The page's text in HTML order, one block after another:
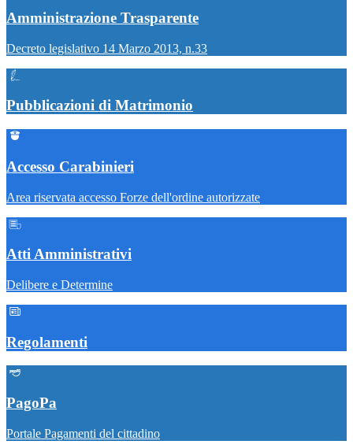
Amministrazione Trasparente
Decreto legislativo 14 Marzo 2013, n.33
Pubblicazioni di Matrimonio
Accesso Carabinieri
Area riservata accesso Forze dell'ordine autorizzate
Atti Amministrativi
Delibere e Determine
Regolamenti
PagoPa
Portale Pagamenti del cittadino